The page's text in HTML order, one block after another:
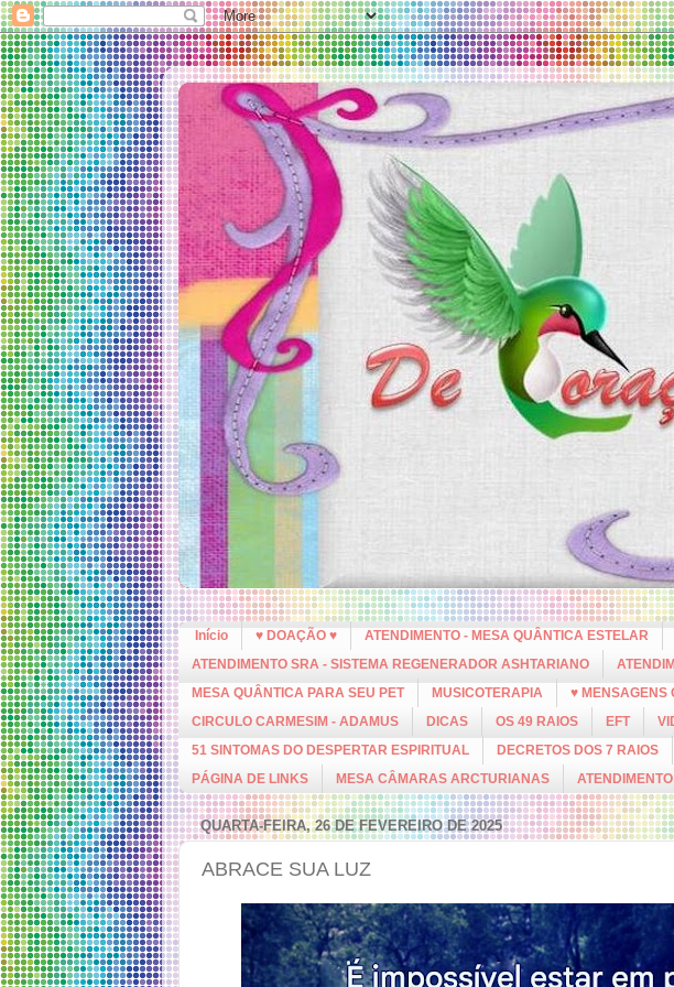
Início ♥ DOAÇÃO ♥ ATENDIMENTO - MESA QUÂNTICA ESTELAR
ATENDIMENTO SRA - SISTEMA REGENERADOR ASHTARIANO
MESA QUÂNTICA PARA SEU PET
MUSICOTERAPIA ♥ MENSAGENS
CIRCULO CARMESIM - ADAMUS
DICAS OS 49 RAIOS EFT
51 SINTOMAS DO DESPERTAR ESPIRITUAL
DECRETOS DOS 7 RAIOS
PÁGINA DE LINKS
MESA CÂMARAS ARCTURIANAS
QUARTA-FEIRA, 26 DE FEVEREIRO DE 2025
ABRACE SUA LUZ